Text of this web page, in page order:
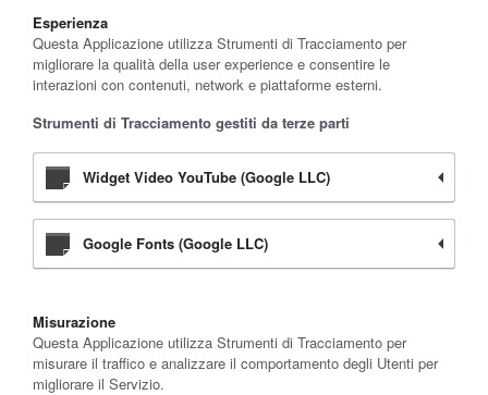
Esperienza
Questa Applicazione utilizza Strumenti di Tracciamento per
migliorare la qualità della user experience e consentire le
interazioni con contenuti, network e piattaforme esterni.
Strumenti di Tracciamento gestiti da terze parti
Widget Video YouTube (Google LLC)
Google Fonts (Google LLC)
Misurazione
Questa Applicazione utilizza Strumenti di Tracciamento per
misurare il traffico e analizzare il comportamento degli Utenti per
migliorare il Servizio.